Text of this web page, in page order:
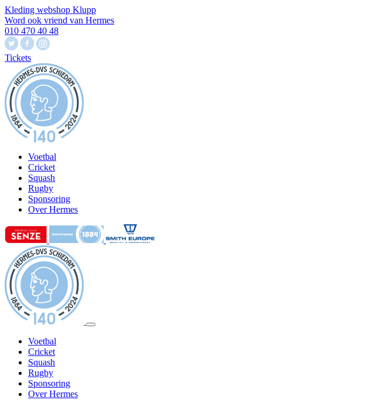
Kleding webshop Klupp
Word ook vriend van Hermes
010 470 40 48
Tickets
Voetbal
Cricket
Squash
Rugby
Sponsoring
Over Hermes
Voetbal
Cricket
Squash
Rugby
Sponsoring
Over Hermes